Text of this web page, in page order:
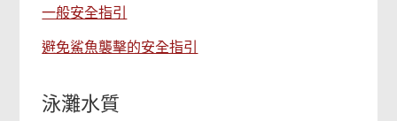
一般安全指引
避免鯊魚襲擊的安全指引
泳灘水質